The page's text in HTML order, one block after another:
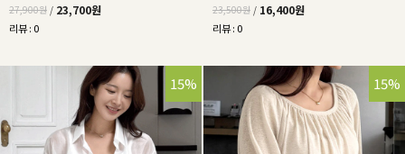
27,900원 / 23,700원
리뷰 : 0
23,500원 / 16,400원
리뷰 : 0
15% 32%
15%